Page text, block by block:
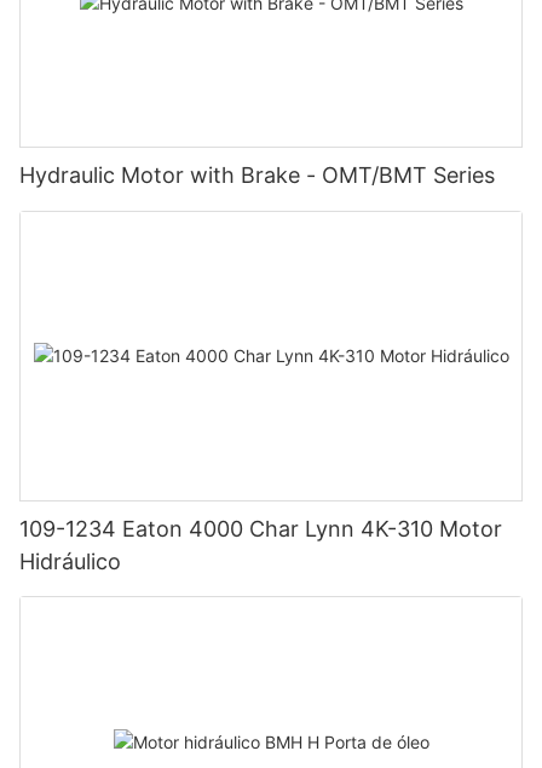
Hydraulic Motor with Brake - OMT/BMT Series
109-1234 Eaton 4000 Char Lynn 4K-310 Motor
Hidráulico